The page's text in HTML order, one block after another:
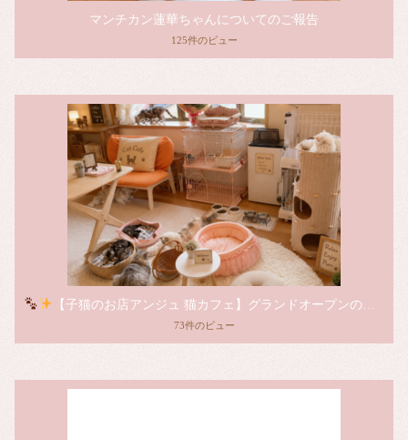
マンチカン蓮華ちゃんについてのご報告
125件のビュー
【子猫のお店アンジュ 猫カフェ】グランドオープンのお知らせ
73件のビュー